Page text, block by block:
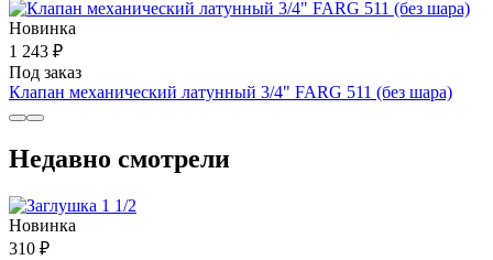
Новинка
1 243 ₽
Под заказ
Клапан механический латунный 3/4" FARG 511 (без шара)
Недавно смотрели
Новинка
310 ₽